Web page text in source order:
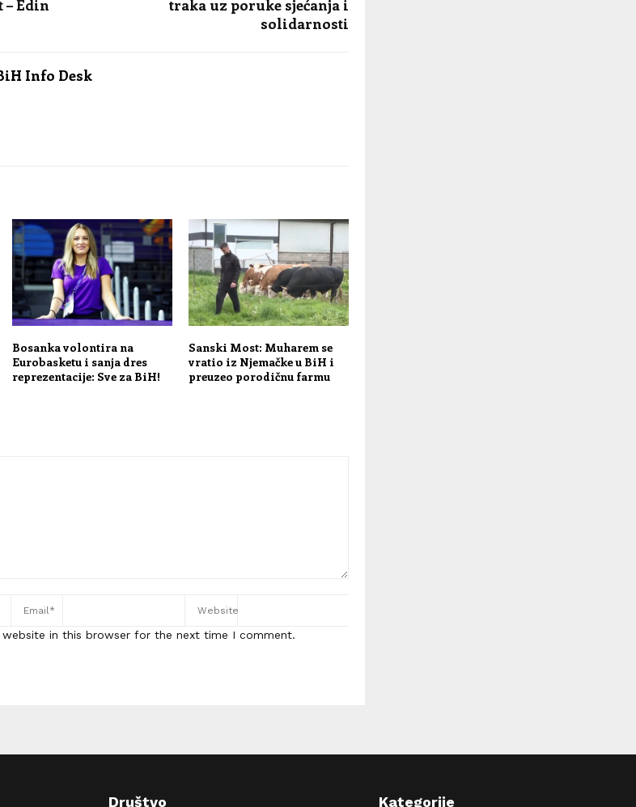
– Edin
traka uz poruke sjećanja i
solidarnosti
Info Desk
Bosanka volontira na
Eurobasketu i sanja dres
reprezentacije: Sve za BiH!
Sanski Most: Muharem se
vratio iz Njemačke u BiH i
preuzeo porodičnu farmu
website in this browser for the next time I comment.
Društvo Kategorije